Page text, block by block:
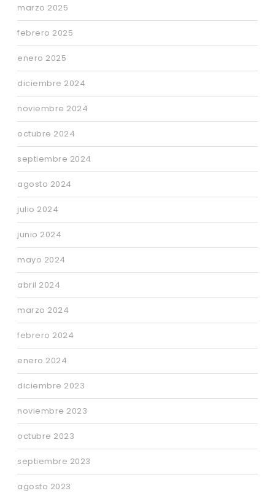
marzo 2025
febrero 2025
enero 2025
diciembre 2024
noviembre 2024
octubre 2024
septiembre 2024
agosto 2024
julio 2024
junio 2024
mayo 2024
abril 2024
marzo 2024
febrero 2024
enero 2024
diciembre 2023
noviembre 2023
octubre 2023
septiembre 2023
agosto 2023